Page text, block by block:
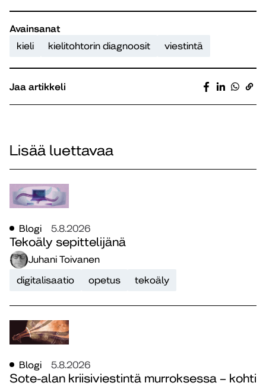
Avainsanat
kieli
kielitohtorin diagnoosit viestintä
Jaa artikkeli
Lisää luettavaa
Blogi 5.8.2026
Tekoäly sepittelijänä
Juhani Toivanen
digitalisaatio
opetus tekoäly
Blogi 5.8.2026
Sote-alan kriisiviestintä murroksessa – kohti